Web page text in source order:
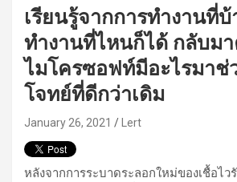
เรียนรู้จากการทำงานที่
ทำงานที่ไหนก็ได้ กลับม
ไมโครซอฟท์มีอะไรมาช่
โจทย์ที่ดีกว่าเดิม
January 26, 2021 Lert
หลังจากการระบาดระลอกใหม่ของเชื้อไว